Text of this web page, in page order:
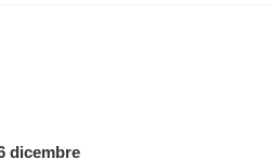
dicembre